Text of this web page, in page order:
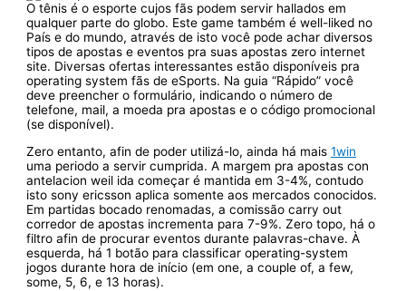
O tênis é o esporte cujos fãs podem servir hallados em
qualquer parte do globo. Este game também é well-liked no
País e do mundo, através de isto você pode achar diversos
tipos de apostas e eventos pra suas apostas zero internet
site. Diversas ofertas interessantes estão disponíveis pra
operating system fãs de eSports. Na guia “Rápido” você
deve preencher o formulário, indicando o número de
telefone, mail, a moeda pra apostas e o código promocional
(se disponível).
Zero entanto, afin de poder utilizá-lo, ainda há mais1win
uma periodo a servir cumprida. A margem pra apostas con
antelacion weil ida começar é mantida em 3-4%, contudo
isto sony ericsson aplica somente aos mercados conocidos.
Em partidas bocado renomadas, a comissão carry out
corredor de apostas incrementa para 7-9%. Zero topo, há o
filtro afin de procurar eventos durante palavras-chave. À
esquerda, há 1 botão para classificar operating-system
jogos durante hora de início (em one, a couple of, a few,
some, 5, 6, e 13 horas).